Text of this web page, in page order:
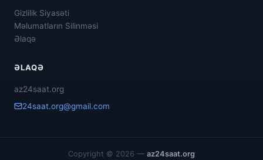
Gizlilik Siyasəti
Məlumatların Silinməsi
Əlaqə
ƏLAQƏ
az24saat.org
24saat.org@gmail.com
Copyright © 2026 — az24saat.org